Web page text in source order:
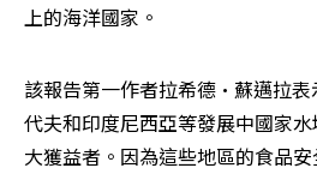
上的海洋國家。
該報告第一作者拉希德·蘇邁拉
代夫和印度尼西亞等發展中國家
大獲益者。因為這些地區的食品